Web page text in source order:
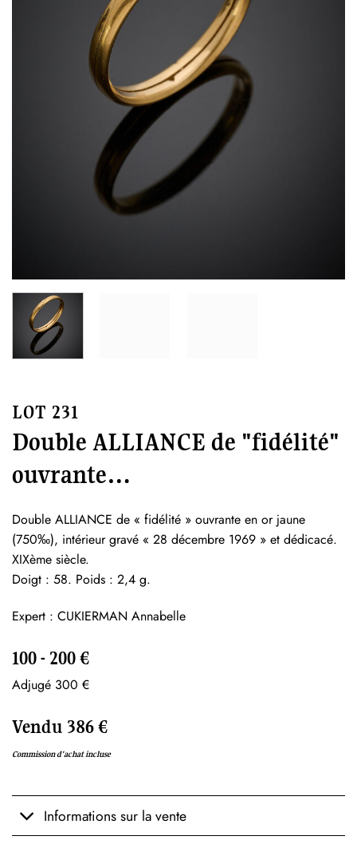
LOT 231
Double ALLIANCE de "fidélité"
ouvrante…
Double ALLIANCE de « fidélité » ouvrante en or jaune
(750‰), intérieur gravé « 28 décembre 1969 » et dédicacé.
XIXème siècle.
Doigt : 58. Poids : 2,4 g.
Expert : CUKIERMAN Annabelle
100 - 200 €
Adjugé 300 €
Vendu 386 €
Commission d'achat incluse
Informations sur la vente